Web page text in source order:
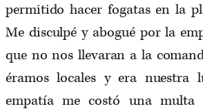
permitido hacer fogatas en la
Me disculpé y abogué por la
que no nos llevaran a la
éramos locales y era nuestra
empatía me costó una multa